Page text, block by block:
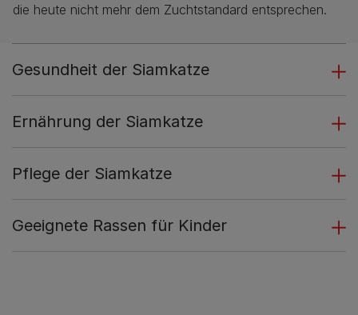
die heute nicht mehr dem Zuchtstandard entsprechen.
Gesundheit der Siamkatze
Ernährung der Siamkatze
Pflege der Siamkatze
Geeignete Rassen für Kinder